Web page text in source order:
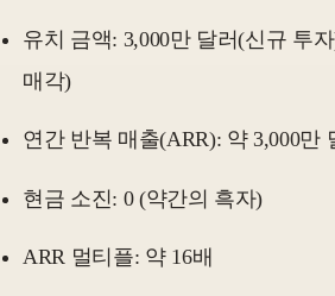
유치 금액: 3,000만 달러(신규 투
매각)
연간 반복 매출(ARR): 약 3,000만
현금 소진: 0 (약간의 흑자)
ARR 멀티플: 약 16배